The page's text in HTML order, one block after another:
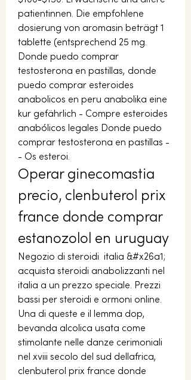
patientinnen. Die empfohlene
dosierung von aromasin beträgt 1
tablette (entsprechend 25 mg.
Donde puedo comprar
testosterona en pastillas, donde
puedo comprar esteroides
anabolicos en peru anabolika eine
kur gefährlich - Compre esteroides
anabólicos legales Donde puedo
comprar testosterona en pastillas -
- Os esteroi.
Operar ginecomastia
precio, clenbuterol prix
france donde comprar
estanozolol en uruguay
Negozio di steroidi  italia &#x26a1;
acquista steroidi anabolizzanti nel
italia a un prezzo speciale. Prezzi
bassi per steroidi e ormoni online.
Una di queste e il lemma dop,
bevanda alcolica usata come
stimolante nelle danze cerimoniali
nel xviii secolo del sud dellafrica,
clenbuterol prix france donde